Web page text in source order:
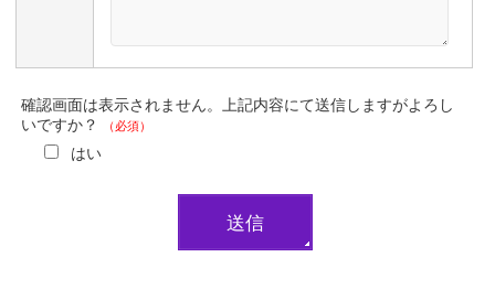
確認画面は表示されません。上記内容にて送信しますがよろし
いですか？
（必須）
はい